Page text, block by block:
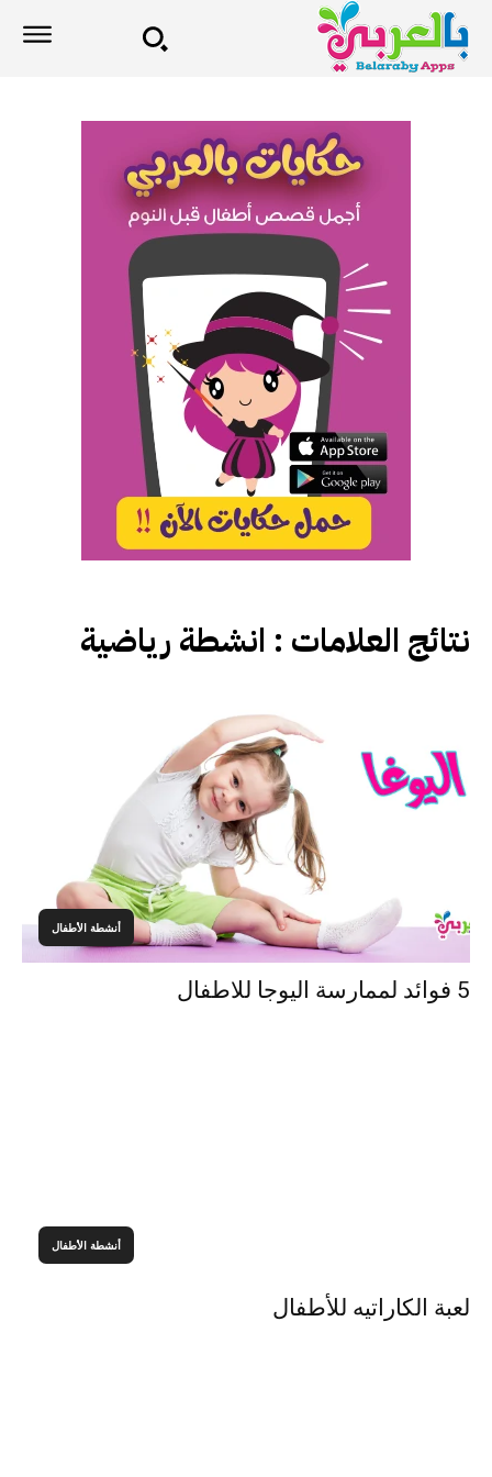
نتائج العلامات : انشطة رياضية
أنشطة الأطفال
5 فوائد لممارسة اليوجا للاطفال
أنشطة الأطفال
لعبة الكاراتيه للأطفال